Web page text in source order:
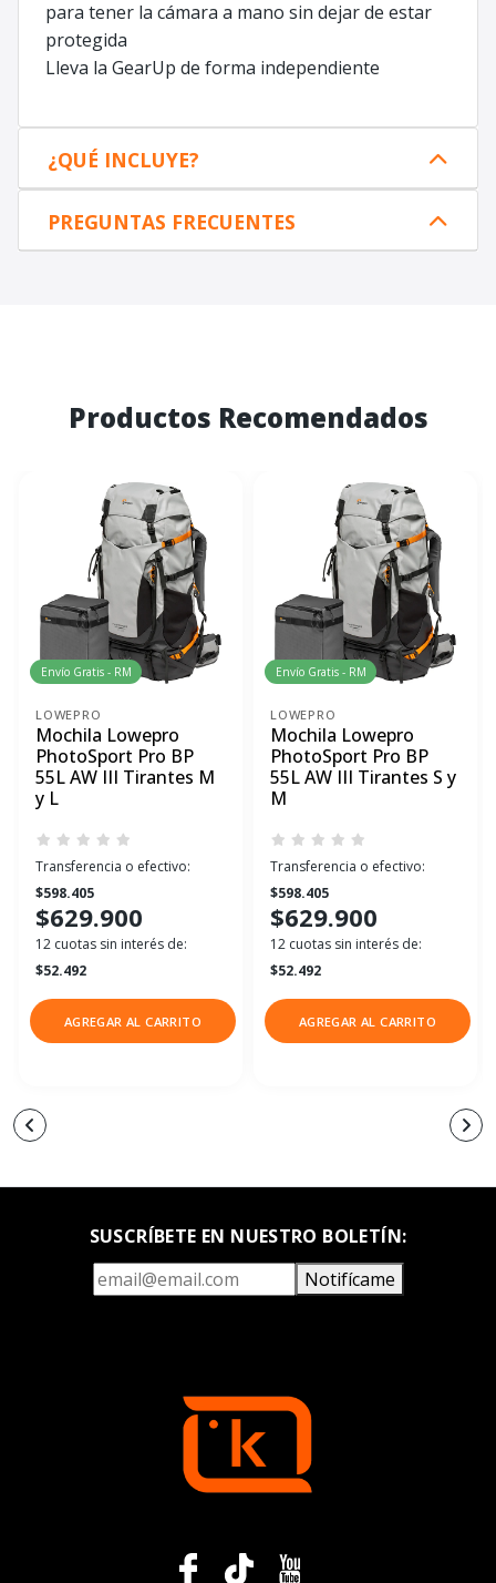
para tener la cámara a mano sin dejar de estar
protegida
Lleva la GearUp de forma independiente
¿QUÉ INCLUYE?
PREGUNTAS FRECUENTES
Productos Recomendados
Envío Gratis - RM
LOWEPRO
Mochila Lowepro
PhotoSport Pro BP
55L AW III Tirantes M
y L
Transferencia o efectivo:
$598.405
$629.900
12 cuotas sin interés de:
$52.492
AGREGAR AL CARRITO
Envío Gratis - RM
LOWEPRO
Mochila Lowepro
PhotoSport Pro BP
55L AW III Tirantes S y
M
Transferencia o efectivo:
$598.405
$629.900
12 cuotas sin interés de:
$52.492
AGREGAR AL CARRITO
SUSCRÍBETE EN NUESTRO BOLETÍN:
Notifícame